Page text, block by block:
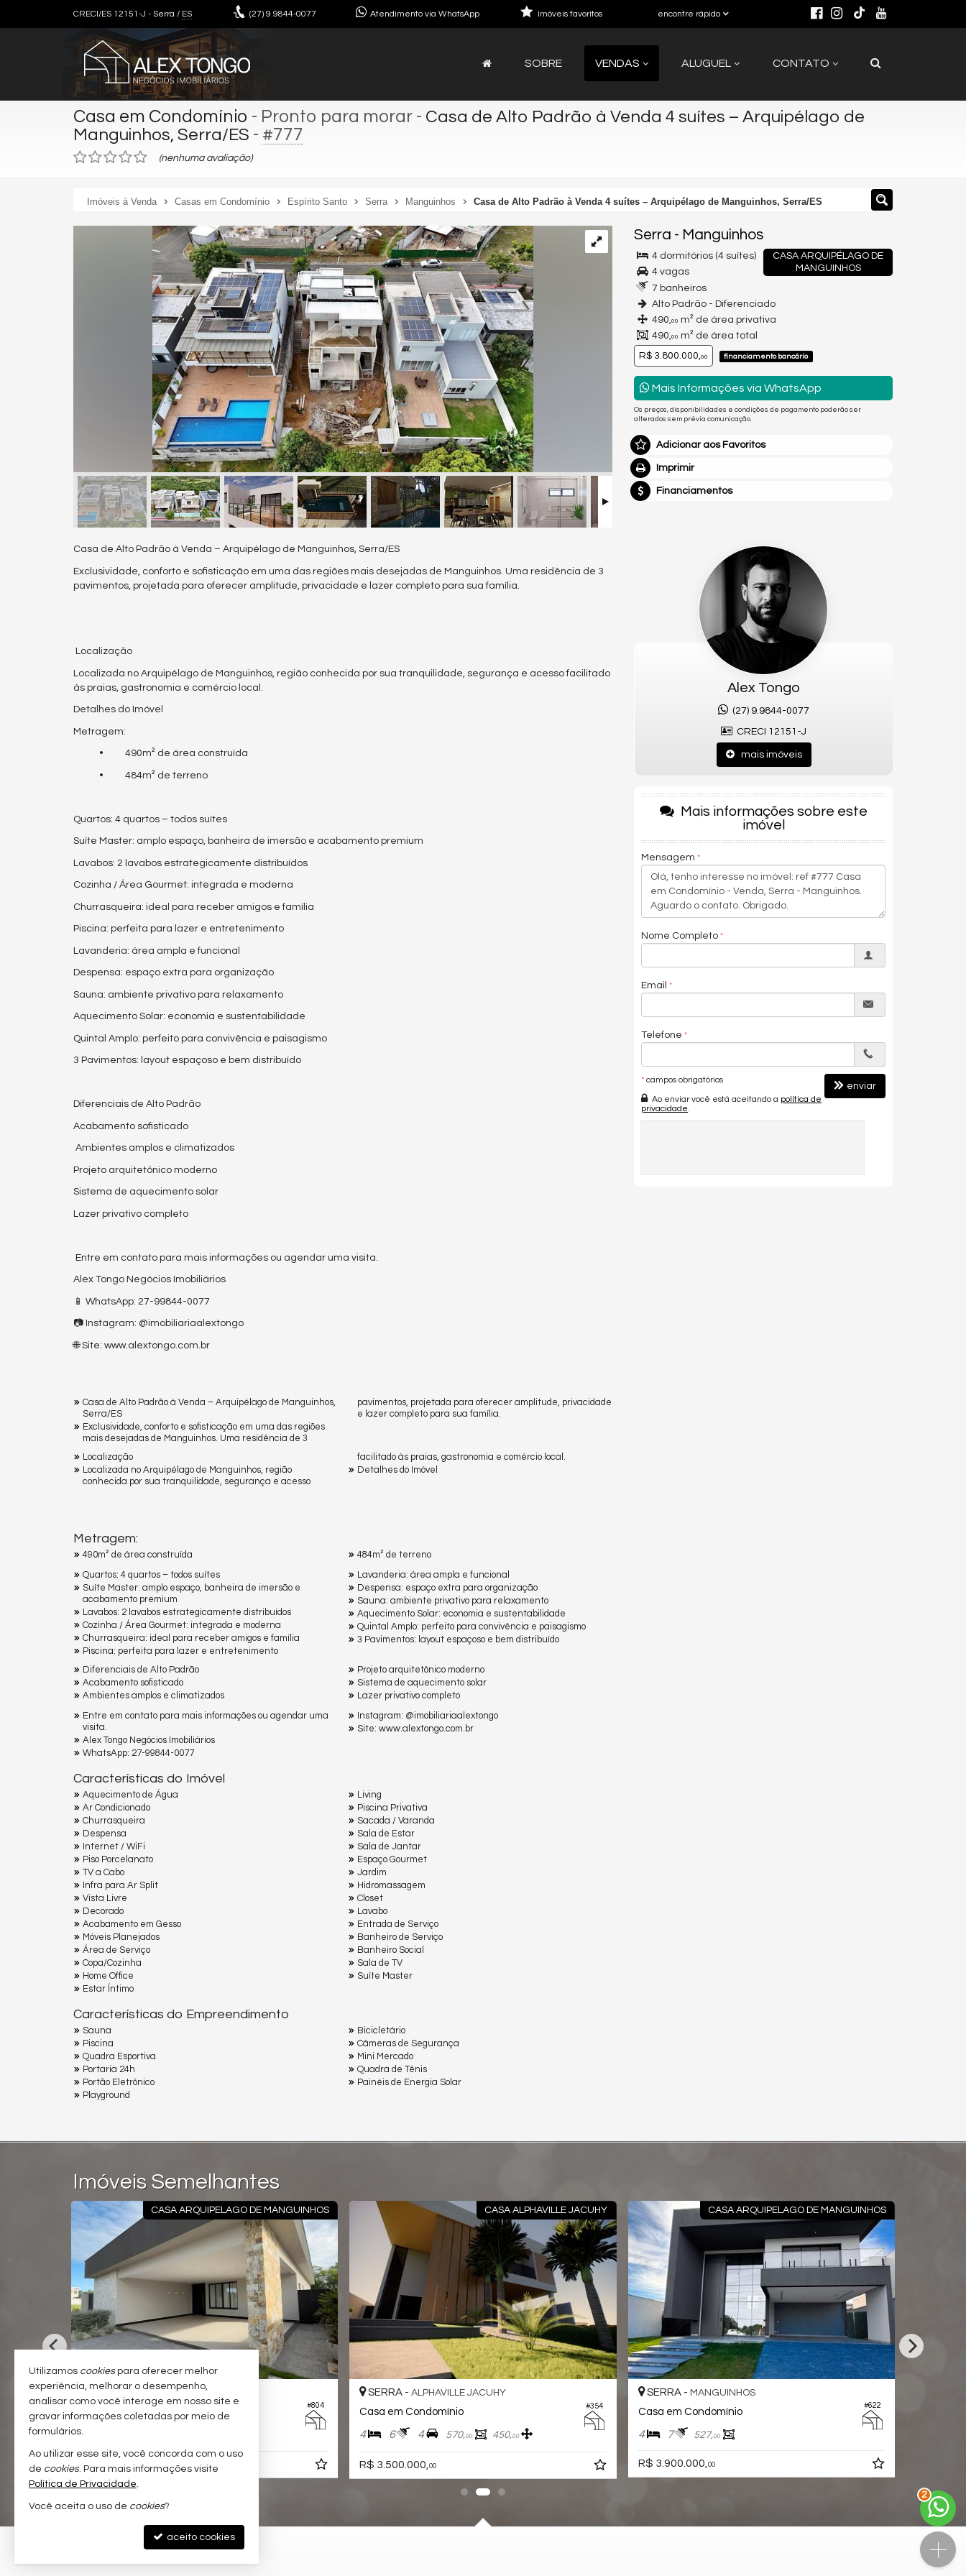
CRECI/ES 12151-J - Serra / ES (27) 9.9844-0077 Atendimento via WhatsApp encontre rápido
imóveis favoritos
SOBRE VENDAS ALUGUEL CONTATO
Casa em Condomínio - Pronto para morar - Casa de Alto Padrão à Venda 4 suítes – Arquipélago de
Manguinhos, Serra/ES - #777
(nenhuma avaliação)
Imóveis à Venda Casas em Condomínio Espírito Santo Serra Manguinhos Casa de Alto Padrão à Venda 4 suítes – Arquipélago de Manguinhos, Serra/ES
Serra - Manguinhos
CASA ARQUIPÉLAGO DE
MANGUINHOS
4 dormitórios (4 suítes)
4 vagas
7 banheiros
Alto Padrão - Diferenciado
490,00 m² de área privativa
490,00 m² de área total
R$ 3.800.000,00 financiamento bancário
Mais Informações via WhatsApp
Os preços, disponibilidades e condições de pagamento poderão ser
alterados sem prévia comunicação.
Adicionar aos Favoritos
Imprimir
Financiamentos
Casa de Alto Padrão à Venda – Arquipélago de Manguinhos, Serra/ES
Exclusividade, conforto e sofisticação em uma das regiões mais desejadas de Manguinhos. Uma residência de 3
pavimentos, projetada para oferecer amplitude, privacidade e lazer completo para sua família.
Localização
Localizada no Arquipélago de Manguinhos, região conhecida por sua tranquilidade, segurança e acesso facilitado
às praias, gastronomia e comércio local.
Detalhes do Imóvel
Metragem:
• 490m² de área construída
• 484m² de terreno
Quartos: 4 quartos – todos suítes
Suíte Master: amplo espaço, banheira de imersão e acabamento premium
Lavabos: 2 lavabos estrategicamente distribuídos
Cozinha / Área Gourmet: integrada e moderna
Churrasqueira: ideal para receber amigos e família
Piscina: perfeita para lazer e entretenimento
Lavanderia: área ampla e funcional
Despensa: espaço extra para organização
Sauna: ambiente privativo para relaxamento
Aquecimento Solar: economia e sustentabilidade
Quintal Amplo: perfeito para convivência e paisagismo
3 Pavimentos: layout espaçoso e bem distribuído
Diferenciais de Alto Padrão
Acabamento sofisticado
Ambientes amplos e climatizados
Projeto arquitetônico moderno
Sistema de aquecimento solar
Lazer privativo completo
Entre em contato para mais informações ou agendar uma visita.
Alex Tongo Negócios Imobiliários
📱 WhatsApp: 27-99844-0077
📷 Instagram: @imobiliariaalextongo
🌐 Site: www.alextongo.com.br
Casa de Alto Padrão à Venda – Arquipélago de Manguinhos,
Serra/ES
Exclusividade, conforto e sofisticação em uma das regiões
mais desejadas de Manguinhos. Uma residência de 3
pavimentos, projetada para oferecer amplitude, privacidade
e lazer completo para sua família.
Localização
Localizada no Arquipélago de Manguinhos, região
conhecida por sua tranquilidade, segurança e acesso
facilitado às praias, gastronomia e comércio local.
Detalhes do Imóvel
Metragem:
490m² de área construída
484m² de terreno
Quartos: 4 quartos – todos suítes
Suíte Master: amplo espaço, banheira de imersão e
acabamento premium
Lavabos: 2 lavabos estrategicamente distribuídos
Cozinha / Área Gourmet: integrada e moderna
Churrasqueira: ideal para receber amigos e família
Piscina: perfeita para lazer e entretenimento
Lavanderia: área ampla e funcional
Despensa: espaço extra para organização
Sauna: ambiente privativo para relaxamento
Aquecimento Solar: economia e sustentabilidade
Quintal Amplo: perfeito para convivência e paisagismo
3 Pavimentos: layout espaçoso e bem distribuído
Diferenciais de Alto Padrão
Acabamento sofisticado
Ambientes amplos e climatizados
Projeto arquitetônico moderno
Sistema de aquecimento solar
Lazer privativo completo
Entre em contato para mais informações ou agendar uma
visita.
Alex Tongo Negócios Imobiliários
WhatsApp: 27-99844-0077
Instagram: @imobiliariaalextongo
Site: www.alextongo.com.br
Características do Imóvel
Aquecimento de Água
Ar Condicionado
Churrasqueira
Despensa
Internet / WiFi
Piso Porcelanato
TV a Cabo
Infra para Ar Split
Vista Livre
Decorado
Acabamento em Gesso
Móveis Planejados
Área de Serviço
Copa/Cozinha
Home Office
Estar Íntimo
Living
Piscina Privativa
Sacada / Varanda
Sala de Estar
Sala de Jantar
Espaço Gourmet
Jardim
Hidromassagem
Closet
Lavabo
Entrada de Serviço
Banheiro de Serviço
Banheiro Social
Sala de TV
Suíte Master
Características do Empreendimento
Sauna
Piscina
Quadra Esportiva
Portaria 24h
Portão Eletrônico
Playground
Bicicletário
Câmeras de Segurança
Mini Mercado
Quadra de Tênis
Painéis de Energia Solar
Alex Tongo
(27) 9.9844-0077
CRECI 12151-J
mais imóveis
Mais informações sobre este
imóvel
Mensagem
Nome Completo
Email
Telefone
* campos obrigatórios
Ao enviar você está aceitando a política de
privacidade
enviar
Imóveis Semelhantes
DE MANGUINHOS
#622
CASA ALPHAVILLE JACUHY
SERRA - JACUHY
Casa em Condomínio
R$ 3.300.000,00
CASA DUPLEX – ALPHAVILLE JACUHY
SERRA -JACUHY
Casa em Condomínio
4 5 4 475,00
R$ 3.300.000,
CASA ARQUIPELAGO DE MANGUINHOS
SERRA -MANGUINHOS
Casa em Condomínio
4 6
R$ 4.000.000,
3
Utilizamos cookiespara oferecer melhor
experiência, melhorar o desempenho,
analisar como você interage em nosso site e
gravar informações coletadas por meio de
formulários.
Ao utilizar esse site, você concorda com o uso
de cookies. Para mais informações visite
Política de Privacidade.
Você aceita o uso de cookies?
aceito cookies